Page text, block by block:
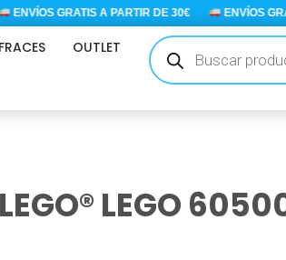
GRATIS A PARTIR DE 30€ ENVÍOS
OUTLET
Búsqueda
de
productos
LEGO